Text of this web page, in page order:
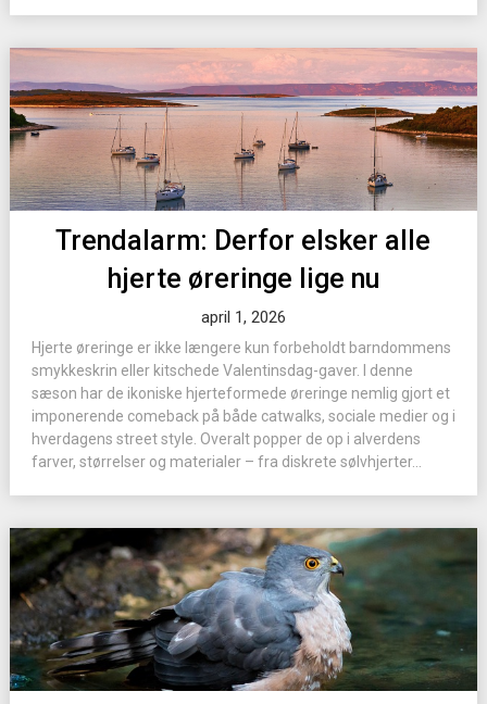
Trendalarm: Derfor elsker alle
hjerte øreringe lige nu
april 1, 2026
Hjerte øreringe er ikke længere kun forbeholdt barndommens
smykkeskrin eller kitschede Valentinsdag-gaver. I denne
sæson har de ikoniske hjerteformede øreringe nemlig gjort et
imponerende comeback på både catwalks, sociale medier og i
hverdagens street style. Overalt popper de op i alverdens
farver, størrelser og materialer – fra diskrete sølvhjerter...